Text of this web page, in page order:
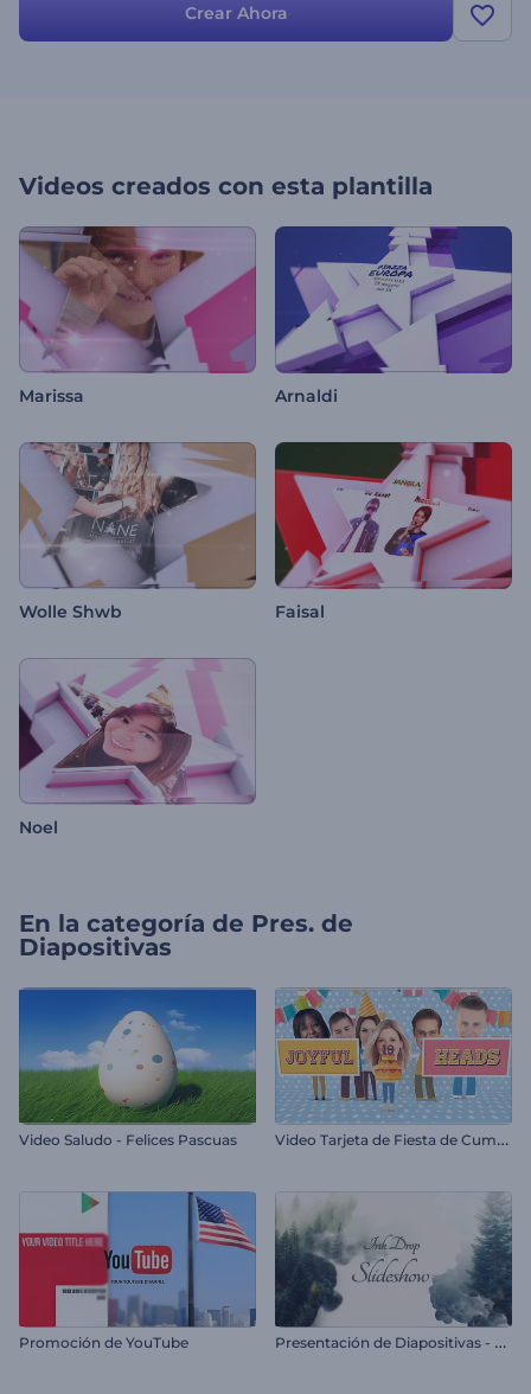
Crear Ahora
Videos creados con esta plantilla
Marissa Arnaldi
Wolle Shwb Faisal
Noel
En la categoría de Pres. de
Diapositivas
Video Saludo - Felices Pascuas V
ideo Tarjeta de Fiesta de Cumpleaños
Promoción de YouTube P
resentación de Diapositivas - Gota de Tinta